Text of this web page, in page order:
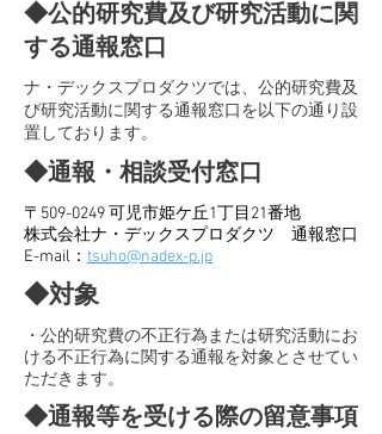
​◆公的研究費及び研究活動に関
する通報窓口
​ナ・デックスプロダクツでは、公的研究費及
び研究活動に関する通報窓口を以下の通り設
置しております。
​◆通報・相談受付窓口
〒509-0249 可児市姫ケ丘1丁目21番地
株式会社ナ・デックスプロダクツ 通報窓口
E-mail： tsuho@nadex-p.jp
​◆対象
​・公的研究費の不正行為または研究活動にお
ける不正行為に関する通報を対象とさせてい
ただきます。
​◆通報等を受ける際の留意事項